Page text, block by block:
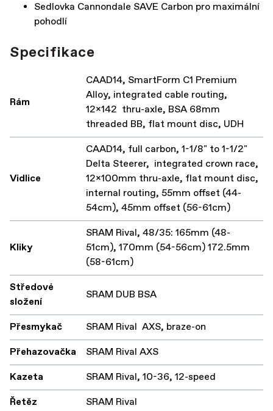
Sedlovka Cannondale SAVE Carbon pro maximální
pohodlí
Specifikace
Rám
CAAD14, SmartForm C1 Premium
Alloy, integrated cable routing,
12x142 thru-axle, BSA 68mm
threaded BB, flat mount disc, UDH
Vidlice
CAAD14, full carbon, 1-1/8" to 1-1/2"
Delta Steerer, integrated crown race,
12x100mm thru-axle, flat mount disc,
internal routing, 55mm offset (44-
54cm), 45mm offset (56-61cm)
Kliky
SRAM Rival, 48/35: 165mm (48-
51cm), 170mm (54-56cm) 172.5mm
(58-61cm)
Středové
složení
SRAM DUB BSA
Přesmykač
SRAM Rival AXS, braze-on
Přehazovačka
SRAM Rival AXS
Kazeta
SRAM Rival, 10-36, 12-speed
Řetěz
SRAM Rival